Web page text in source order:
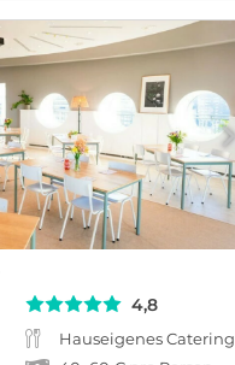
4,8
Hauseigenes Catering